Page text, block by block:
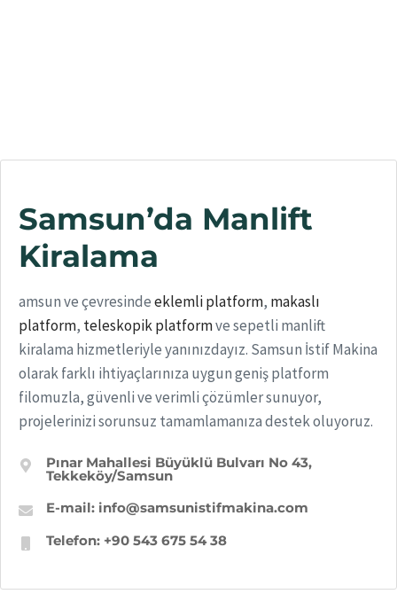
Samsun’da Manlift
Kiralama
amsun ve çevresindeeklemli platform, makaslı
platform, teleskopik platformve sepetli manlift
kiralama hizmetleriyle yanınızdayız. Samsun İstif Makina
olarak farklı ihtiyaçlarınıza uygun geniş platform
filomuzla, güvenli ve verimli çözümler sunuyor,
projelerinizi sorunsuz tamamlamanıza destek oluyoruz.
Pınar Mahallesi Büyüklü Bulvarı No 43,
Tekkeköy/Samsun
E-mail: info@samsunistifmakina.com
Telefon: +90 543 675 54 38